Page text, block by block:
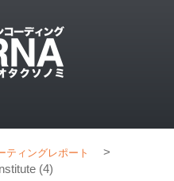
ティングレポート
>
(4)